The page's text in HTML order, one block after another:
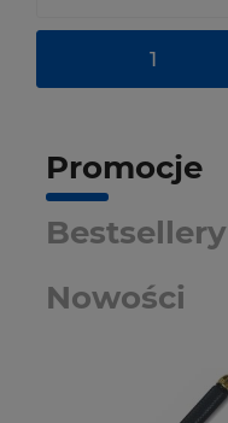
1
Promocje
Nowości
Bestsellery